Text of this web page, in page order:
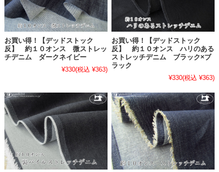
お買い得！【デッドストック
反】 約１０オンス 微ストレッ
チデニム ダークネイビー
¥330(税込 ¥363)
お買い得！【デッドストック
反】 約１０オンス ハリのある
ストレッチデニム ブラック×ブ
ラック
¥330(税込 ¥363)